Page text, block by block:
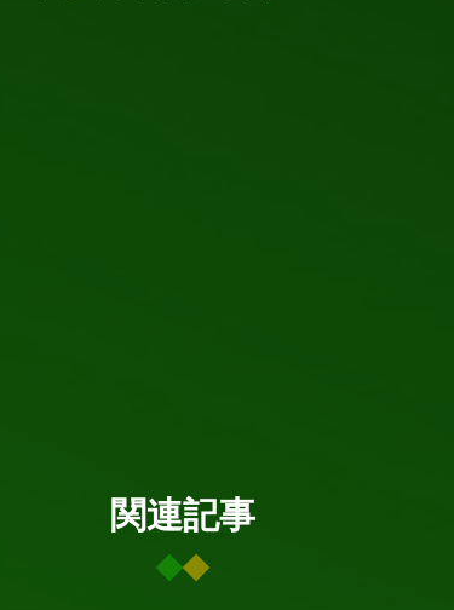
関連記事